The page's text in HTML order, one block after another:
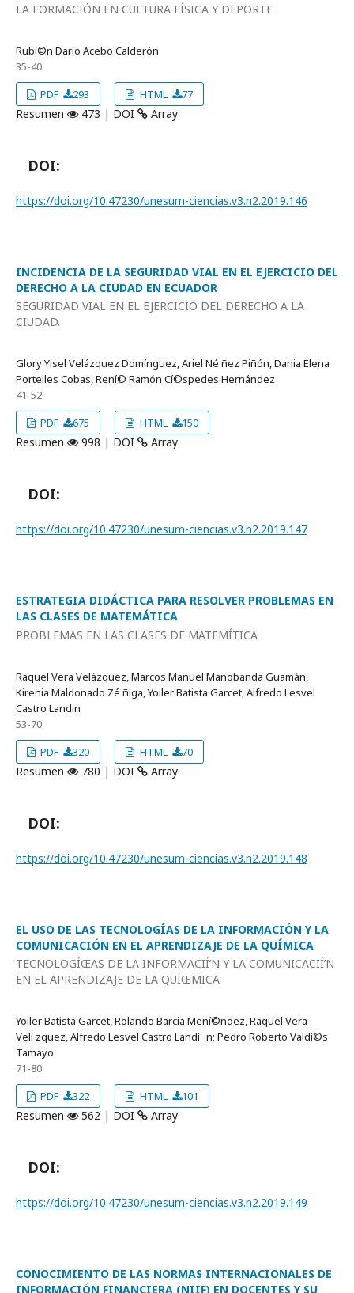
LA FORMACIÓN EN CULTURA FÍSICA Y DEPORTE
Rubí©n Darí­o Acebo Calderón
35-40
PDF
293 HTML 77
Resumen 473 | DOI Array
DOI:
https://doi.org/10.47230/unesum-ciencias.v3.n2.2019.146
INCIDENCIA DE LA SEGURIDAD VIAL EN EL EJERCICIO DEL
DERECHO A LA CIUDAD EN ECUADOR
SEGURIDAD VIAL EN EL EJERCICIO DEL DERECHO A LA
CIUDAD.
Glory Yisel Velázquez Domí­nguez, Ariel Né ñez Piñón, Dania Elena
Portelles Cobas, Rení© Ramón Cí©spedes Hernández
41-52
PDF
675 HTML 150
Resumen 998 | DOI Array
DOI:
https://doi.org/10.47230/unesum-ciencias.v3.n2.2019.147
ESTRATEGIA DIDÁCTICA PARA RESOLVER PROBLEMAS EN
LAS CLASES DE MATEMÁTICA
PROBLEMAS EN LAS CLASES DE MATEMÍTICA
Raquel Vera Velázquez, Marcos Manuel Manobanda Guamán,
Kirenia Maldonado Zé ñiga, Yoiler Batista Garcet, Alfredo Lesvel
Castro Landin
53-70
PDF
320 HTML 70
Resumen 780 | DOI Array
DOI:
https://doi.org/10.47230/unesum-ciencias.v3.n2.2019.148
EL USO DE LAS TECNOLOGÍAS DE LA INFORMACIÓN Y LA
COMUNICACIÓN EN EL APRENDIZAJE DE LA QUÍMICA
TECNOLOGÍŒAS DE LA INFORMACIÍ’N Y LA COMUNICACIÍ’N
EN EL APRENDIZAJE DE LA QUÍŒMICA
Yoiler Batista Garcet, Rolando Barcia Mení©ndez, Raquel Vera
Velí zquez, Alfredo Lesvel Castro Landí¬n; Pedro Roberto Valdí©s
Tamayo
71-80
PDF
322 HTML 101
Resumen 562 | DOI Array
DOI:
https://doi.org/10.47230/unesum-ciencias.v3.n2.2019.149
CONOCIMIENTO DE LAS NORMAS INTERNACIONALES DE
INFORMACIÓN FINANCIERA (NIIF) EN DOCENTES Y SU